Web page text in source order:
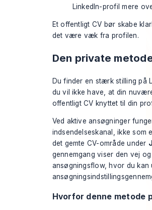
LinkedIn-profil mere
Et offentligt CV bør skabe
det være væk fra profilen.
Den private
Du finder en stærk stilling på
du vil ikke have, at din
offentligt CV knyttet til din
Ved aktive ansøgninger
indsendelseskanal, ikke som
det gemte CV-område under
gennemgang viser den vej
ansøgningsflow, hvor du
Hvorfor denne metode